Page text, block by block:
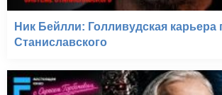
Ник Бейлли: Голливудская карьера
Станиславского